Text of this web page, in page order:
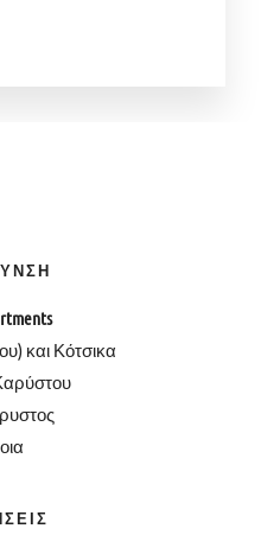
και Κότσικα